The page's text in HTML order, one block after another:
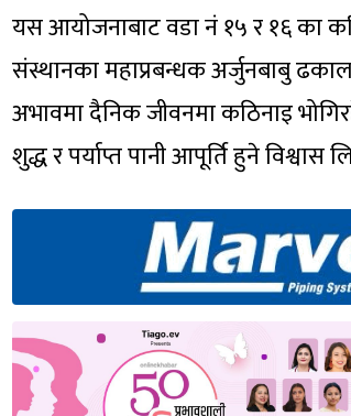
यस आयोजनाबाट वडा नं १५ र १६ का
संस्थानका महाप्रबन्धक अर्जुनबाबु
अभावमा दैनिक जीवनमा कठिनाइ
शुद्ध र पर्याप्त पानी आपूर्ति हुने विश्वास